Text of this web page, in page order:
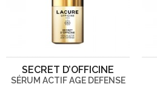
SECRET D’OFFICINE
SÉRUM ACTIF AGE DEFENSE